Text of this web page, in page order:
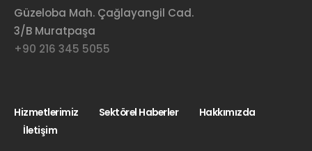
Güzeloba Mah. Çağlayangil Cad.
3/B Muratpaşa
+90 216 345 5055
Hizmetlerimiz Sektörel Haberler
Hakkımızda
İletişim